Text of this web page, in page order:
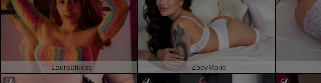
LauraBluess ZoeyMarie